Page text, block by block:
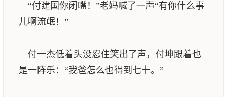
“付建国你闭嘴！”老妈喊了一声“有你什么事
儿啊流氓！”
付一杰低着头没忍住笑出了声，付坤跟着也
是一阵乐：“我爸怎么也得到七十。”